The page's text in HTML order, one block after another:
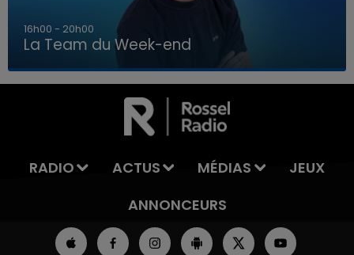
LA TEAM DU WEEK-END
7h00 - 12h00
La Team du Week-end
RADIO ACTUS MÉDIAS
JEUX
ANNONCEURS